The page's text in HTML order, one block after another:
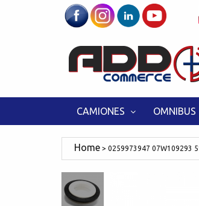
CAMIONES OMNIBUS
0259973947 07W109293